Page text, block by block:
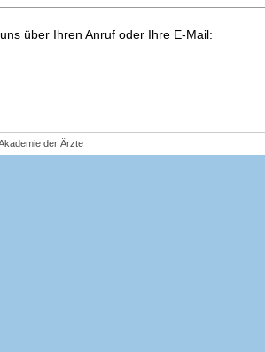
über Ihren Anruf oder Ihre E-Mail:
der Ärzte